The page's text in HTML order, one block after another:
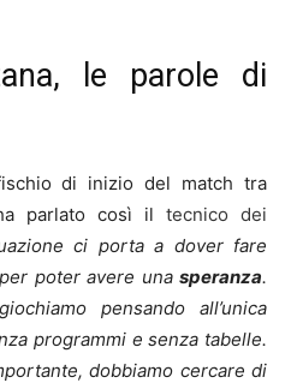
le parole di
di inizio del match tra
parlato così il tecnico dei
ci porta a dover fare
poter avere una speranza.
pensando all’unica
programmi e senza tabelle.
dobbiamo cercare di